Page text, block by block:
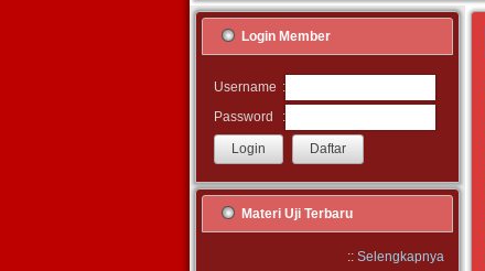
Login Member
Username :
Password
:
Materi Uji Terbaru
:: Selengkapnya